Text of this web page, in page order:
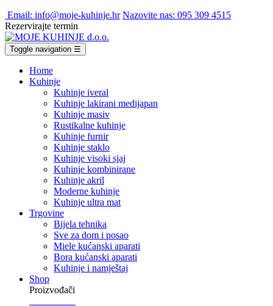
Email: info@moje-kuhinje.hr Nazovite nas: 095 309 4515
Rezervirajte termin
Toggle navigation ☰
Home
Kuhinje
Kuhinje iveral
Kuhinje lakirani medijapan
Kuhinje masiv
Rustikalne kuhinje
Kuhinje furnir
Kuhinje staklo
Kuhinje visoki sjaj
Kuhinje kombinirane
Kuhinje akril
Moderne kuhinje
Kuhinje ultra mat
Trgovine
Bijela tehnika
Sve za dom i posao
Miele kućanski aparati
Bora kućanski aparati
Kuhinje i namještaj
Shop
Proizvođači